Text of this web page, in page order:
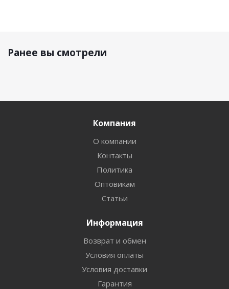
Ранее вы смотрели
Компания
О компании
Контакты
Политика
Оптовикам
Статьи
Информация
Возврат и обмен
Условия оплаты
Условия доставки
Гарантия